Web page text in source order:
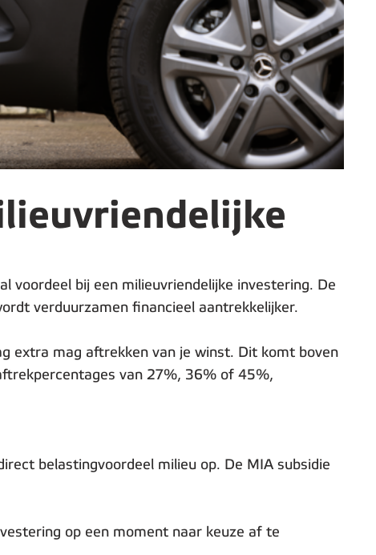
voordeel bij een milieuvriendelijke investering. De
verduurzamen financieel aantrekkelijker.
extra mag aftrekken van je winst. Dit komt boven
van 27%, 36% of 45%,
belastingvoordeel milieu op. De MIA subsidie
op een moment naar keuze af te